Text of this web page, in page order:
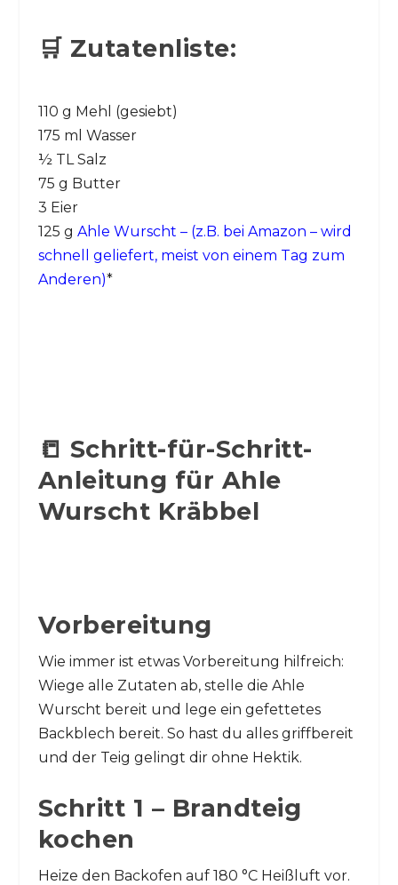
🛒 Zutatenliste:
110 g Mehl (gesiebt)
175 ml Wasser
½ TL Salz
75 g Butter
3 Eier
125 g Ahle Wurscht – (z.B. bei Amazon – wird
schnell geliefert, meist von einem Tag zum
Anderen)*
📒 Schritt-für-Schritt-
Anleitung für Ahle
Wurscht Kräbbel
Vorbereitung
Wie immer ist etwas Vorbereitung hilfreich:
Wiege alle Zutaten ab, stelle die Ahle
Wurscht bereit und lege ein gefettetes
Backblech bereit. So hast du alles griffbereit
und der Teig gelingt dir ohne Hektik.
Schritt 1 – Brandteig
kochen
Heize den Backofen auf 180 °C Heißluft vor.